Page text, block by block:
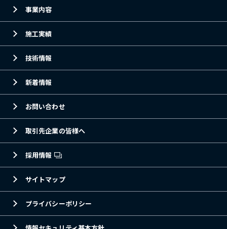
事業内容
施工実績
技術情報
新着情報
お問い合わせ
取引先企業の皆様へ
採用情報
サイトマップ
プライバシーポリシー